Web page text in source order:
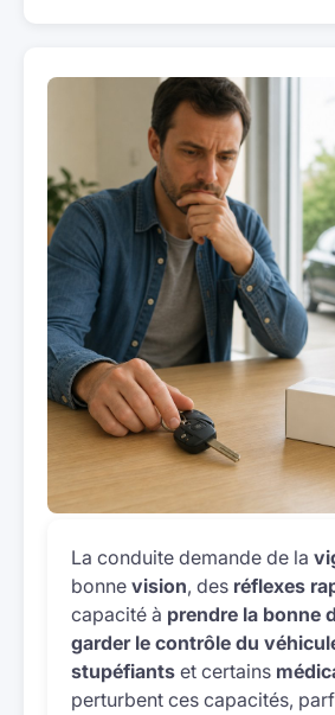
La conduite demande de la
bonne vision, des réflexes
capacité à prendre la bonne
garder le contrôle du
stupéfiants et certains
perturbent ces capacités,